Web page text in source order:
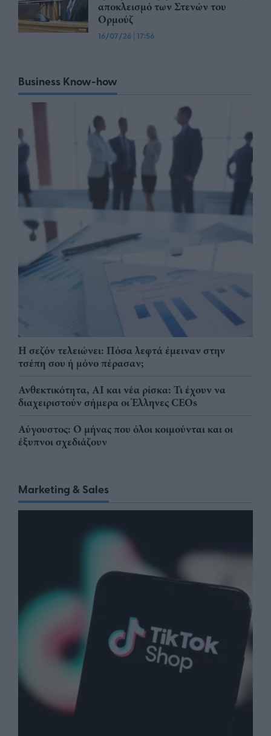
αποκλεισμό των Στενών του
Ορμούζ
16/07/26 | 17:56
Business Know-how
Η σεζόν τελειώνει: Πόσα λεφτά έμειναν στην
τσέπη σου ή μόνο πέρασαν;
Ανθεκτικότητα, AI και νέα ρίσκα: Τι έχουν να
διαχειριστούν σήμερα οι Έλληνες CEOs
Αύγουστος: Ο μήνας που όλοι κοιμούνται και οι
έξυπνοι σχεδιάζουν
Marketing & Sales